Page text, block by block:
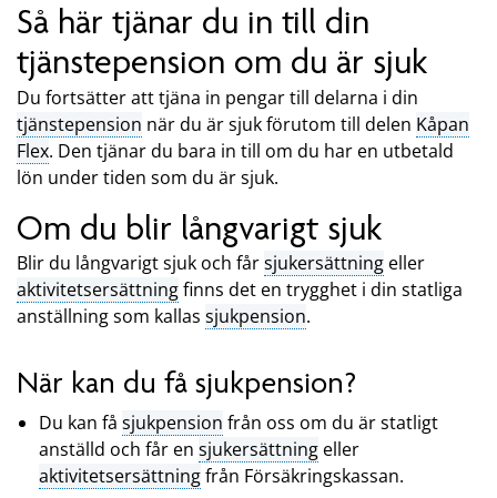
Så här tjänar du in till din
tjänstepension om du är sjuk
Du fortsätter att tjäna in pengar till delarna i din
tjänstepension när du är sjuk förutom till delen Kåpan
Flex. Den tjänar du bara in till om du har en utbetald
lön under tiden som du är sjuk.
Om du blir långvarigt sjuk
Blir du långvarigt sjuk och fårsjukersättning eller
aktivitetsersättningfinns det en trygghet i din statliga
anställning som kallas sjukpension.
När kan du få sjukpension?
Du kan få sjukpension från oss om du är statligt
anställd och får en sjukersättning eller
aktivitetsersättningfrån Försäkringskassan.